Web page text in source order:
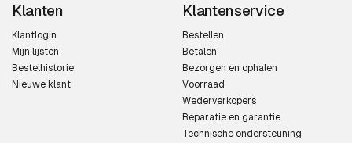
Klanten
Klantlogin
Mijn lijsten
Bestelhistorie
Nieuwe klant
Klantenservice
Bestellen
Betalen
Bezorgen en ophalen
Voorraad
Wederverkopers
Reparatie en garantie
Technische ondersteuning